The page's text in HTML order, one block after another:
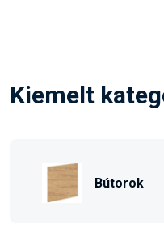
Kiemelt
Bútorok